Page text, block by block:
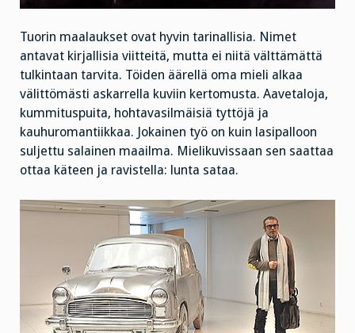
Tuorin maalaukset ovat hyvin tarinallisia. Nimet
antavat kirjallisia viitteitä, mutta ei niitä välttämättä
tulkintaan tarvita. Töiden äärellä oma mieli alkaa
välittömästi askarrella kuviin kertomusta. Aavetaloja,
kummituspuita, hohtavasilmäisiä tyttöjä ja
kauhuromantiikkaa. Jokainen työ on kuin lasipalloon
suljettu salainen maailma. Mielikuvissaan sen saattaa
ottaa käteen ja ravistella: lunta sataa.